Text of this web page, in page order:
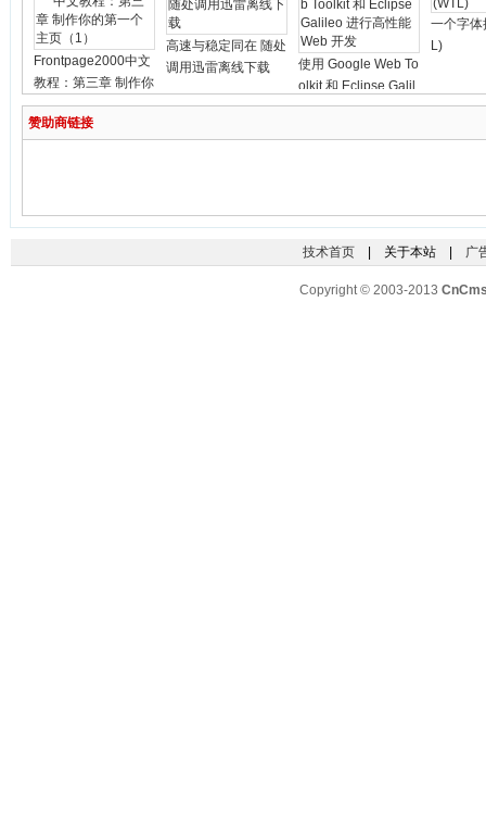
Frontpage2000中文
教程：第三章 制作你
的第一个主页（1）
高速与稳定同在 随处
调用迅雷离线下载
使用 Google Web To
olkit 和 Eclipse Galil
eo 进行高性能 Web
一个字体
L)
赞助商链接
技术首页| 关于本站 | 广
Copyright © 2003-2013